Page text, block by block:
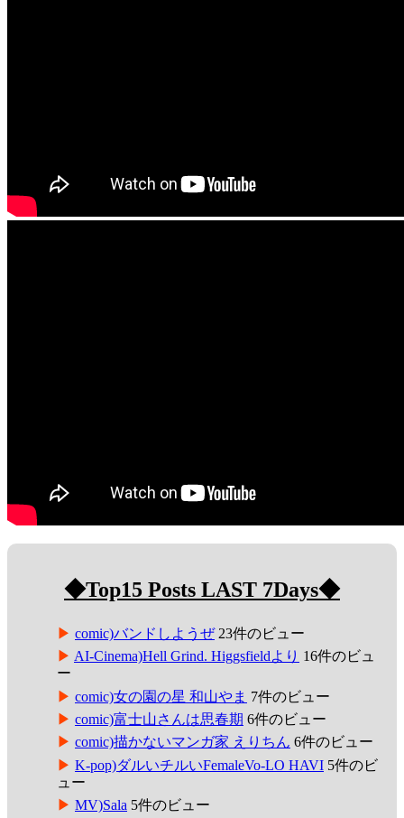
◆Top15 Posts LAST 7Days◆
comic)バンドしようぜ 23件のビュー
AI-Cinema)Hell Grind. Higgsfieldより 16件のビュ
ー
comic)女の園の星 和山やま 7件のビュー
comic)富士山さんは思春期 6件のビュー
comic)描かないマンガ家 えりちん 6件のビュー
K-pop)ダルいチルいFemaleVo-LO HAVI 5件のビ
ュー
MV)Sala 5件のビュー